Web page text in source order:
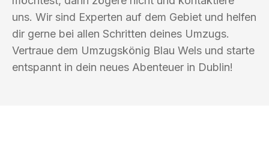
uns. Wir sind Experten auf dem Gebiet und helfen
dir gerne bei allen Schritten deines Umzugs.
Vertraue dem Umzugskönig Blau Wels und starte
entspannt in dein neues Abenteuer in Dublin!